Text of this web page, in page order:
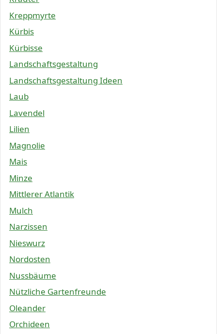
Kreppmyrte
Kürbis
Kürbisse
Landschaftsgestaltung
Landschaftsgestaltung Ideen
Laub
Lavendel
Lilien
Magnolie
Mais
Minze
Mittlerer Atlantik
Mulch
Narzissen
Nieswurz
Nordosten
Nussbäume
Nützliche Gartenfreunde
Oleander
Orchideen